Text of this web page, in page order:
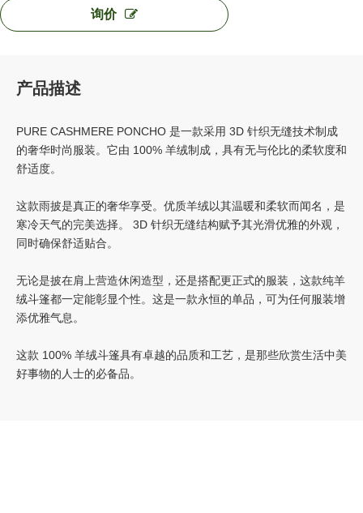
询价
产品描述
PURE CASHMERE PONCHO 是一款采用 3D 针织无缝技术制成
的奢华时尚服装。它由 100% 羊绒制成，具有无与伦比的柔软度和
舒适度。
这款雨披是真正的奢华享受。优质羊绒以其温暖和柔软而闻名，是
寒冷天气的完美选择。 3D 针织无缝结构赋予其光滑优雅的外观，
同时确保舒适贴合。
无论是披在肩上营造休闲造型，还是搭配更正式的服装，这款纯羊
绒斗篷都一定能彰显个性。这是一款永恒的单品，可为任何服装增
添优雅气息。
这款 100% 羊绒斗篷具有卓越的品质和工艺，是那些欣赏生活中美
好事物的人士的必备品。